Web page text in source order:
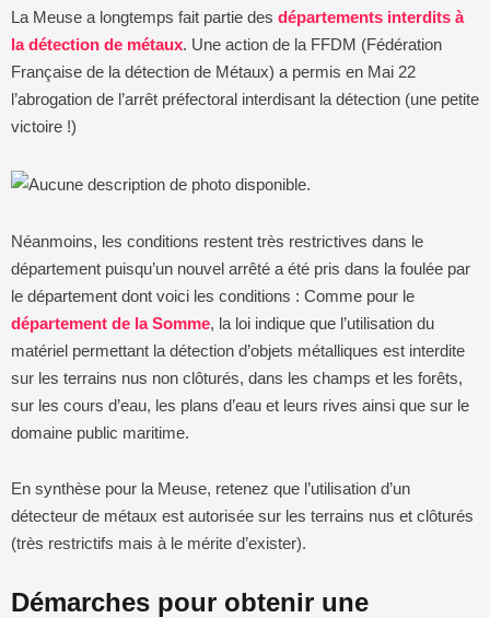
La Meuse a longtemps fait partie des départements interdits à
la détection de métaux. Une action de la FFDM (Fédération
Française de la détection de Métaux) a permis en Mai 22
l’abrogation de l’arrêt préfectoral interdisant la détection (une petite
victoire !)
Néanmoins, les conditions restent très restrictives dans le
département puisqu’un nouvel arrêté a été pris dans la foulée par
le département dont voici les conditions : Comme pour le
département de la Somme, la loi indique que l’utilisation du
matériel permettant la détection d’objets métalliques est interdite
sur les terrains nus non clôturés, dans les champs et les forêts,
sur les cours d’eau, les plans d’eau et leurs rives ainsi que sur le
domaine public maritime.
En synthèse pour la Meuse, retenez que l’utilisation d’un
détecteur de métaux est autorisée sur les terrains nus et clôturés
(très restrictifs mais à le mérite d’exister).
Démarches pour obtenir une